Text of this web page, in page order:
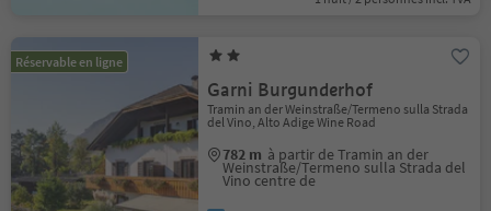
Réservable en ligne
Garni Burgunderhof
Tramin an der Weinstraße/Termeno sulla Strada
del Vino, Alto Adige Wine Road
782 m à partir de Tramin an der
Weinstraße/Termeno sulla Strada del
Vino centre de